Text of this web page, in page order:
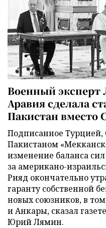
Военный эксперт
Аравия сделала
Пакистан вместо
Подписанное Турцией,
Пакистаном
изменение баланса
за американо-
Рияд окончательно
гаранту собственной
новых союзников, в
и Анкары, сказал
Юрий Лямин.